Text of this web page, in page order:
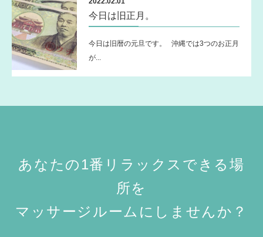
今日は旧正月。
今日は旧暦の元旦です。 沖縄では3つのお正月
が...
あなたの1番リラックスできる場
所を
マッサージルームにしませんか？